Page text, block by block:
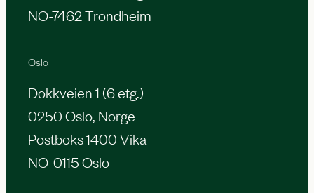
Oslo
Dokkveien 1 (6 etg.)
0250 Oslo, Norge
Postboks 1400 Vika
NO-0115 Oslo
NO-7462 Trondheim